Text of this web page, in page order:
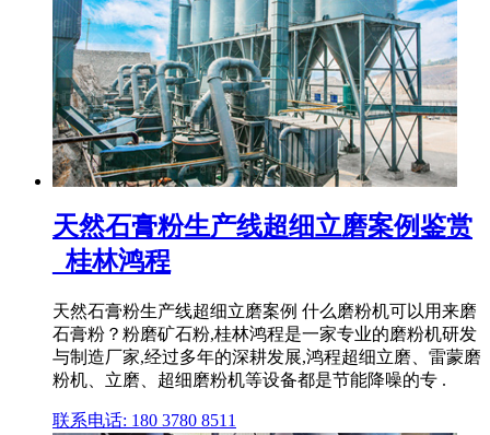
天然石膏粉生产线超细立磨案例鉴赏
_桂林鸿程
天然石膏粉生产线超细立磨案例 什么磨粉机可以用来磨
石膏粉？粉磨矿石粉,桂林鸿程是一家专业的磨粉机研发
与制造厂家,经过多年的深耕发展,鸿程超细立磨、雷蒙磨
粉机、立磨、超细磨粉机等设备都是节能降噪的专 .
联系电话: 180 3780 8511